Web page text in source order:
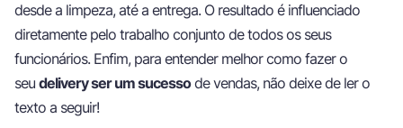
desde a limpeza, até a entrega. O resultado é influenciado
diretamente pelo trabalho conjunto de todos os seus
funcionários. Enfim, para entender melhor como fazer o
seu delivery ser um sucessode vendas, não deixe de ler o
texto a seguir!